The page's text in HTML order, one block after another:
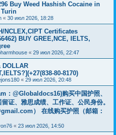
Buy Weed Hashish Cocaine in
« 30 июл 2026, 18:28
NCLEX,CIPT Certificates
BUY GREE,NCE, IELTS,
« 29 июл 2026, 22:47
DOLLAR
80-8170)
« 29 июл 2026, 20:48
：@Globaldocs16)购买中国护照、
证、雅思成绩、工作证、公民身份。
） 在线购买护照（邮箱：
« 23 июл 2026, 14:50